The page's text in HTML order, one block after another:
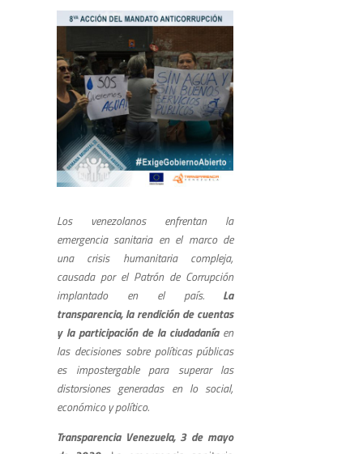
Los venezolanos enfrentan la
emergencia sanitaria en el marco de
una crisis humanitaria compleja,
causada por el Patrón de Corrupción
implantado en el país. La
transparencia, la rendición de cuentas
y la participación de la ciudadaníaen
las decisiones sobre políticas públicas
es impostergable para superar las
distorsiones generadas en lo social,
económico y político.
Transparencia Venezuela, 3 de mayo